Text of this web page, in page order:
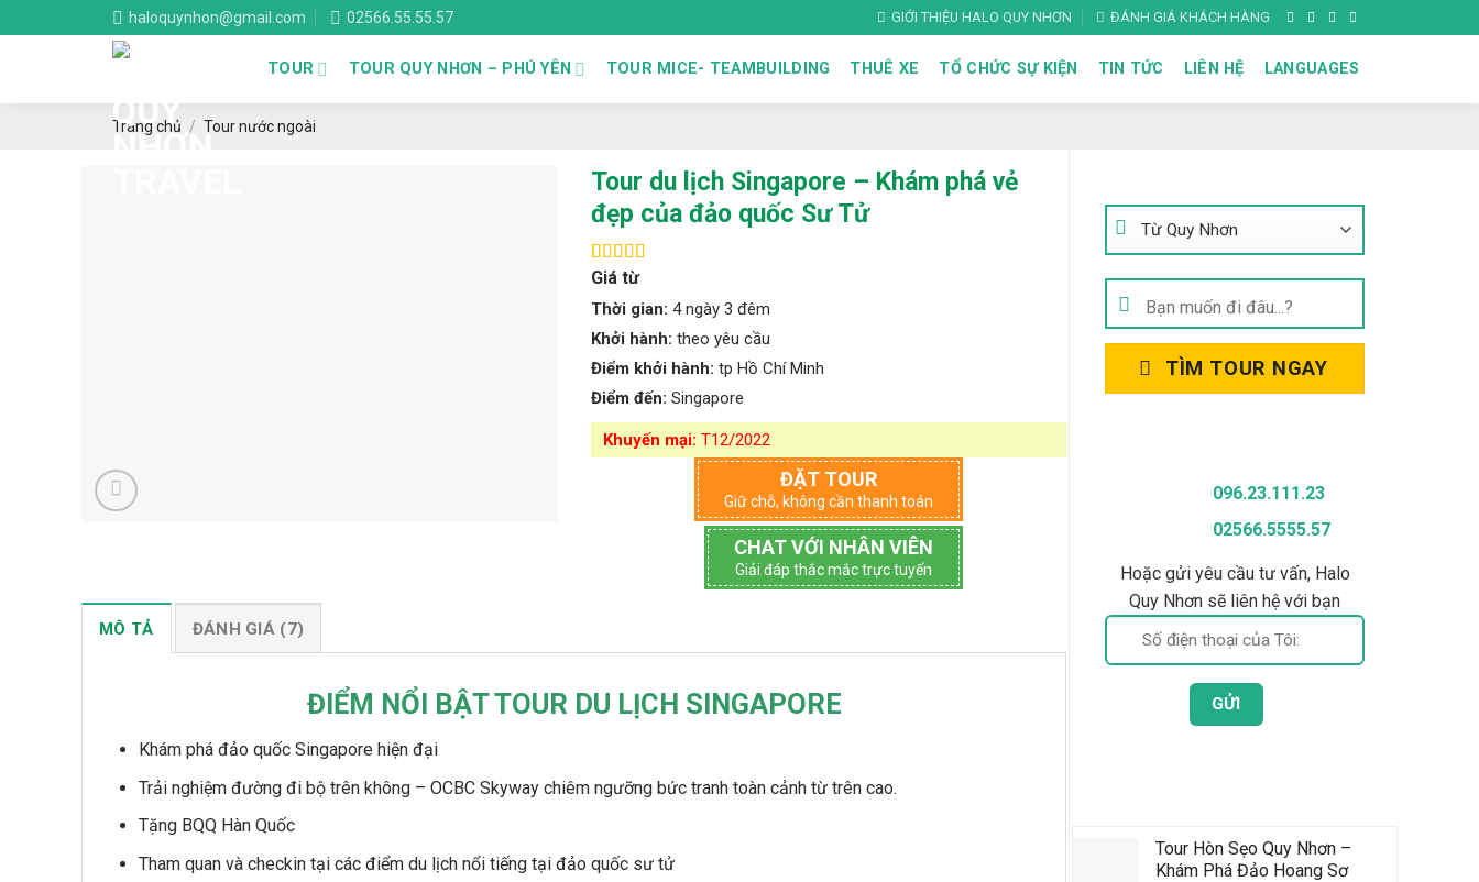
to
haloquynhon@gmail.com 02566.55.55.57 GIỚI THIỆU HALO QUY NHƠN ĐÁNH GIÁ KHÁCH HÀNG
TOUR TOUR QUY NHƠN – PHÚ YÊN TOUR MICE- TEAMBUILDING THUÊ XE TỔ CHỨC SỰ KIỆN TIN TỨC LIÊN HỆ LANGUAGES
Trang chủ / Tour nước ngoài
Tìm
kiếm:
TÌM TOUR NGAY
096.23.111.23
02566.5555.57
Hoặc gửi yêu cầu tư vấn, Halo
Quy Nhơn sẽ liên hệ với bạn
Tour Hòn Sẹo Quy Nhơn –
Khám Phá Đảo Hoang Sơ
Tour du lịch Singapore – Khám phá vẻ
đẹp của đảo quốc Sư Tử
4.71 trên 5
7
đánh giá
Giá từ
Thời gian: 4 ngày 3 đêm
Khởi hành: theo yêu cầu
Điểm khởi hành: tp Hồ Chí Minh
Điểm đến: Singapore
Khuyến mại: T12/2022
ĐẶT TOUR
Giữ chỗ, không cần thanh toán
CHAT VỚI NHÂN VIÊN
Giải đáp thắc mắc trực tuyến
MÔ TẢ ĐÁNH GIÁ (7)
ĐIỂM NỔI BẬT TOUR DU LỊCH SINGAPORE
Khám phá đảo quốc Singapore hiện đại
Trải nghiệm đường đi bộ trên không – OCBC Skyway chiêm ngưỡng bức tranh toàn cảnh từ trên cao.
Tặng BQQ Hàn Quốc
Tham quan và checkin tại các điểm du lịch nổi tiếng tại đảo quốc sư tử